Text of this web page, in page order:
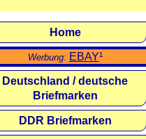
Home
Werbung: EBAY¹
Deutschland / deutsche
Briefmarken
DDR Briefmarken